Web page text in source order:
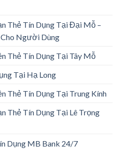
Thẻ Tín Dụng Tại Đại Mỗ –
Người Dùng
Thẻ Tín Dụng Tại Tây Mỗ
Tại Hạ Long
Thẻ Tín Dụng Tại Trung Kính
Thẻ Tín Dụng Tại Lê Trọng
Dụng MB Bank 24/7